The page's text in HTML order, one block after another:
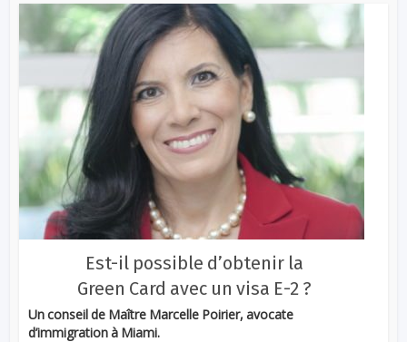
Est-il possible d’obtenir la
Green Card avec un visa E-2 ?
Un conseil de Maître Marcelle Poirier, avocate
d’immigration à Miami.